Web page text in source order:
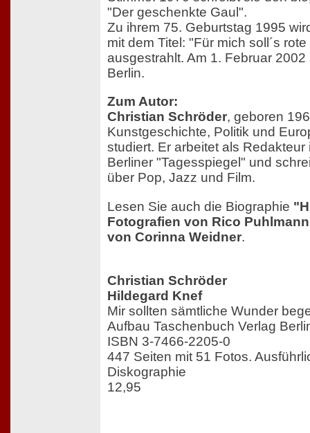
"Der geschenkte Gaul".
Zu ihrem 75. Geburtstag 1995
mit dem Titel: "Für mich soll´s
ausgestrahlt. Am 1. Februar
Berlin.
Zum Autor:
Christian Schröder, geboren
Kunstgeschichte, Politik und
studiert. Er arbeitet als
Berliner "Tagesspiegel" und
über Pop, Jazz und Film.
Lesen Sie auch die Biographie
Fotografien von Rico
von Corinna Weidner.
Christian Schröder
Hildegard Knef
Mir sollten sämtliche Wunder
Aufbau Taschenbuch Verlag
ISBN 3-7466-2205-0
447 Seiten mit 51 Fotos.
Diskographie
12,95